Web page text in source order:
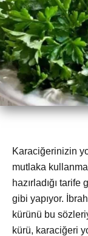
Karaciğerinizin
mutlaka
hazırladığı
gibi yapıyor.
kürünü bu
kürü, karaciğeri